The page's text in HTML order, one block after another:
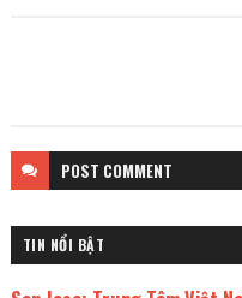
POST COMMENT
TIN NỔI BẬT